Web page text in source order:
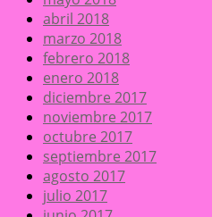
abril 2018
marzo 2018
febrero 2018
enero 2018
diciembre 2017
noviembre 2017
octubre 2017
septiembre 2017
agosto 2017
julio 2017